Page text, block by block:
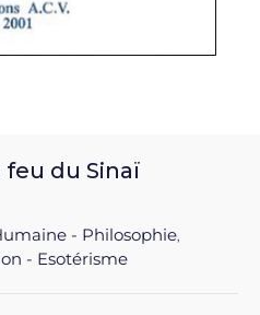
feu du Sinaï
- Philosophie,
- Esotérisme